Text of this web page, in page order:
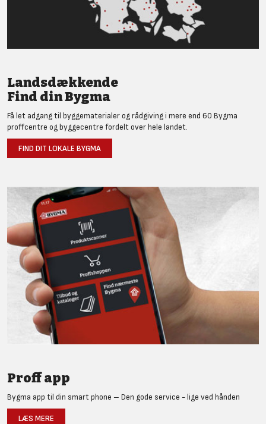
Landsdækkende
Find din Bygma
Få let adgang til byggematerialer og rådgiving i mere end 60 Bygma
proffcentre og byggecentre fordelt over hele landet.
FIND DIT LOKALE BYGMA
Proff app
Bygma app til din smart phone – Den gode service - lige ved hånden
LÆS MERE